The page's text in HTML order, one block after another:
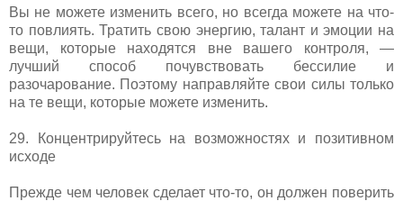
Вы не можете изменить всего, но всегда можете на что-
то повлиять. Тратить свою энергию, талант и эмоции на
вещи, которые находятся вне вашего контроля, —
лучший способ почувствовать бессилие и
разочарование. Поэтому направляйте свои силы только
на те вещи, которые можете изменить.
29. Концентрируйтесь на возможностях и позитивном
исходе
Прежде чем человек сделает что-то, он должен поверить